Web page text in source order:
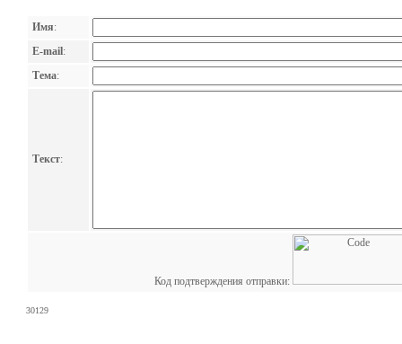
Имя:
E-mail:
Тема:
Текст:
Код подтверждения отправки:
30129